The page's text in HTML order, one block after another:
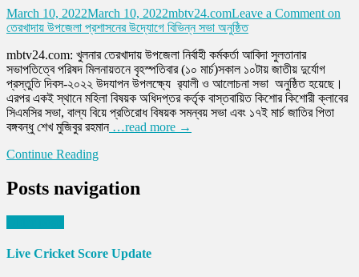
March 10, 2022March 10, 2022mbtv24.comLeave a Comment on
তেরখাদায় উপজেলা প্রশাসনের উদ্যোগে বিভিন্ন সভা অনুষ্ঠিত
mbtv24.com: খুলনার তেরখাদায় উপজেলা নির্বাহী কর্মকর্তা আবিদা সুলতানার
সভাপতিত্বে পরিষদ মিলনায়তনে বৃহস্পতিবার (১০ মার্চ)সকাল ১০টায় জাতীয় দুর্যোগ
প্রস্তুতি দিবস-২০২২ উদযাপন উপলক্ষ্যে র‌্যালী ও আলোচনা সভা অনুষ্ঠিত হয়েছে।
এরপর একই স্থানে মহিলা বিষয়ক অধিদপ্তর কর্তৃক বাস্তবায়িত কিশোর কিশোরী ক্লাবের
সিএমসির সভা, বাল্য বিয়ে প্রতিরোধ বিষয়ক সমন্বয় সভা এবং ১৭ই মার্চ জাতির পিতা
বঙ্গবন্ধু শেখ মুজিবুর রহমান…read more →
Continue Reading
Posts navigation
Live Cricket Score Update